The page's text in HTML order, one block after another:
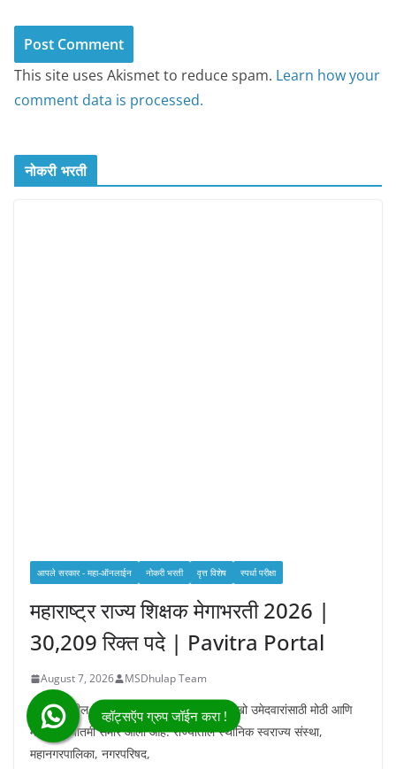
This site uses Akismet to reduce spam. Learn how your
comment data is processed.
नोकरी भरती
आपले सरकार - महा-ऑनलाईन नोकरी भरती वृत्त विशेष स्पर्धा परीक्षा
महाराष्ट्र राज्य शिक्षक मेगाभरती 2026 |
30,209 रिक्त पदे | Pavitra Portal
August 7, 2026 MSDhulap Team
महाराष्ट्रातील शिक्षक होण्याचे स्वप्न पाहणाऱ्या लाखो उमेदवारांसाठी मोठी आणि
महत्त्वाची बातमी समोर आली आहे. राज्यातील स्थानिक स्वराज्य संस्था,
महानगरपालिका, नगरपरिषद,